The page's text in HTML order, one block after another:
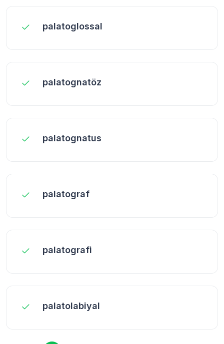
palatoglossal
palatognatöz
palatognatus
palatograf
palatografi
palatolabiyal